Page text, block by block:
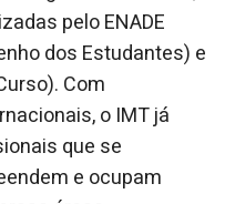
pelo ENADE
dos Estudantes) e
Com
o IMT já
que se
e ocupam